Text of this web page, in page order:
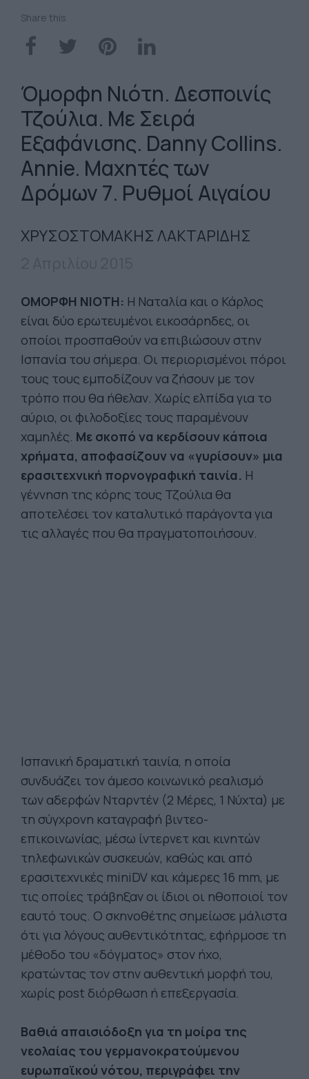
Share this
Όμορφη Νιότη. Δεσποινίς
Τζούλια. Με Σειρά
Εξαφάνισης. Danny Collins.
Annie. Μαχητές των
Δρόμων 7. Ρυθμοί Αιγαίου
ΧΡΥΣΟΣΤΟΜΑΚΗΣ ΛΑΚΤΑΡΙΔΗΣ
ΟΜΟΡΦΗ ΝΙΟΤΗ: Η Ναταλία και ο Κάρλος
είναι δύο ερωτευμένοι εικοσάρηδες, οι
οποίοι προσπαθούν να επιβιώσουν στην
Ισπανία του σήμερα. Οι περιορισμένοι πόροι
τους τους εμποδίζουν να ζήσουν με τον
τρόπο που θα ήθελαν. Χωρίς ελπίδα για το
αύριο, οι φιλοδοξίες τους παραμένουν
χαμηλές. Με σκοπό να κερδίσουν κάποια
χρήματα, αποφασίζουν να «γυρίσουν» μια
ερασιτεχνική πορνογραφική ταινία. Η
γέννηση της κόρης τους Τζούλια θα
αποτελέσει τον καταλυτικό παράγοντα για
τις αλλαγές που θα πραγματοποιήσουν.
Ισπανική δραματική ταινία, η οποία
συνδυάζει τον άμεσο κοινωνικό ρεαλισμό
των αδερφών Νταρντέν (2 Μέρες, 1 Νύχτα) με
τη σύγχρονη καταγραφή βιντεο-
επικοινωνίας, μέσω ίντερνετ και κινητών
τηλεφωνικών συσκευών, καθώς και από
ερασιτεχνικές miniDV και κάμερες 16 mm, με
τις οποίες τράβηξαν οι ίδιοι οι ηθοποιοί τον
εαυτό τους. Ο σκηνοθέτης σημείωσε μάλιστα
ότι για λόγους αυθεντικότητας, εφήρμοσε τη
μέθοδο του «δόγματος» στον ήχο,
κρατώντας τον στην αυθεντική μορφή του,
χωρίς post διόρθωση ή επεξεργασία.
Βαθιά απαισιόδοξη για τη μοίρα της
νεολαίας του γερμανοκρατούμενου
ευρωπαϊκού νότου, περιγράφει την